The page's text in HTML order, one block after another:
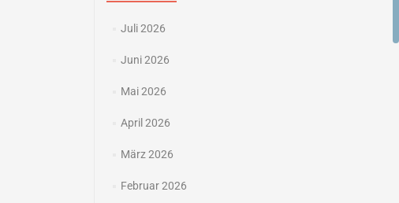
Juli 2026
Juni 2026
Mai 2026
April 2026
März 2026
Februar 2026